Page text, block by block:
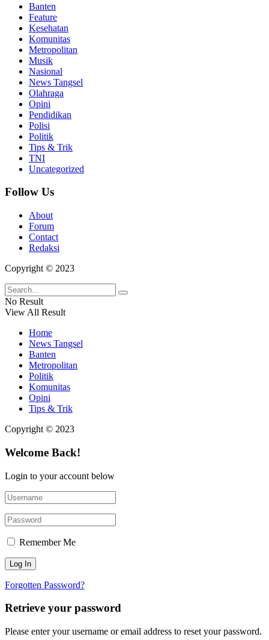
Banten
Feature
Kesehatan
Komunitas
Metropolitan
Musik
Nasional
News Tangsel
Olahraga
Opini
Pendidikan
Polisi
Politik
Tips & Trik
TNI
Uncategorized
Follow Us
About
Forum
Contact
Redaksi
Copyright © 2023
No Result
View All Result
Home
News Tangsel
Banten
Metropolitan
Politik
Komunitas
Opini
Tips & Trik
Copyright © 2023
Welcome Back!
Login to your account below
Remember Me
Forgotten Password?
Retrieve your password
Please enter your username or email address to reset your password.